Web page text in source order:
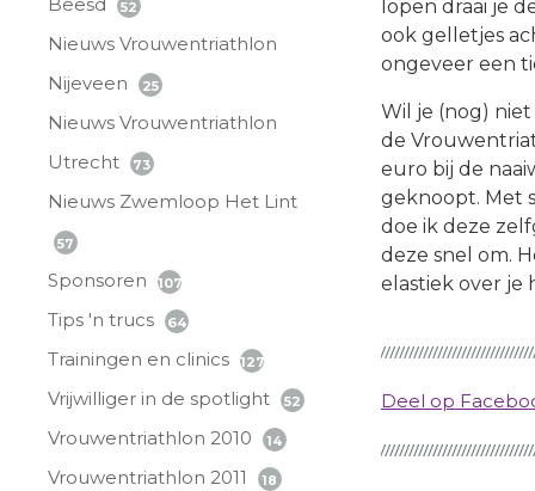
52
Nieuws Vrouwentriathlon
Nijeveen
25
Nieuws Vrouwentriathlon
Utrecht
73
Nieuws Zwemloop Het Lint
57
Sponsoren 107
Tips 'n trucs 64
Trainingen en clinics 127
Vrijwilliger in de spotlight 52
Vrouwentriathlon 2010 14
Vrouwentriathlon 2011 18
lopen draai je
ook gelletjes
ongeveer een
Wil je (nog)
de
euro bij de
geknoopt. Met
doe ik deze
deze snel om.
elastiek over je
Deel op